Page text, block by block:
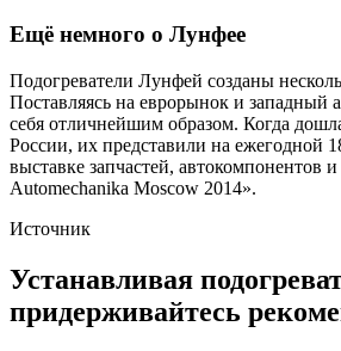
Ещё немного о Лунфее
Подогреватели Лунфей созданы
Поставляясь на еврорынок и западный
себя отличнейшим образом. Когда
России, их представили на ежегодной
выставке запчастей, автокомпонентов
Automechanika Moscow 2014».
Источник
Устанавливая
придерживайтесь